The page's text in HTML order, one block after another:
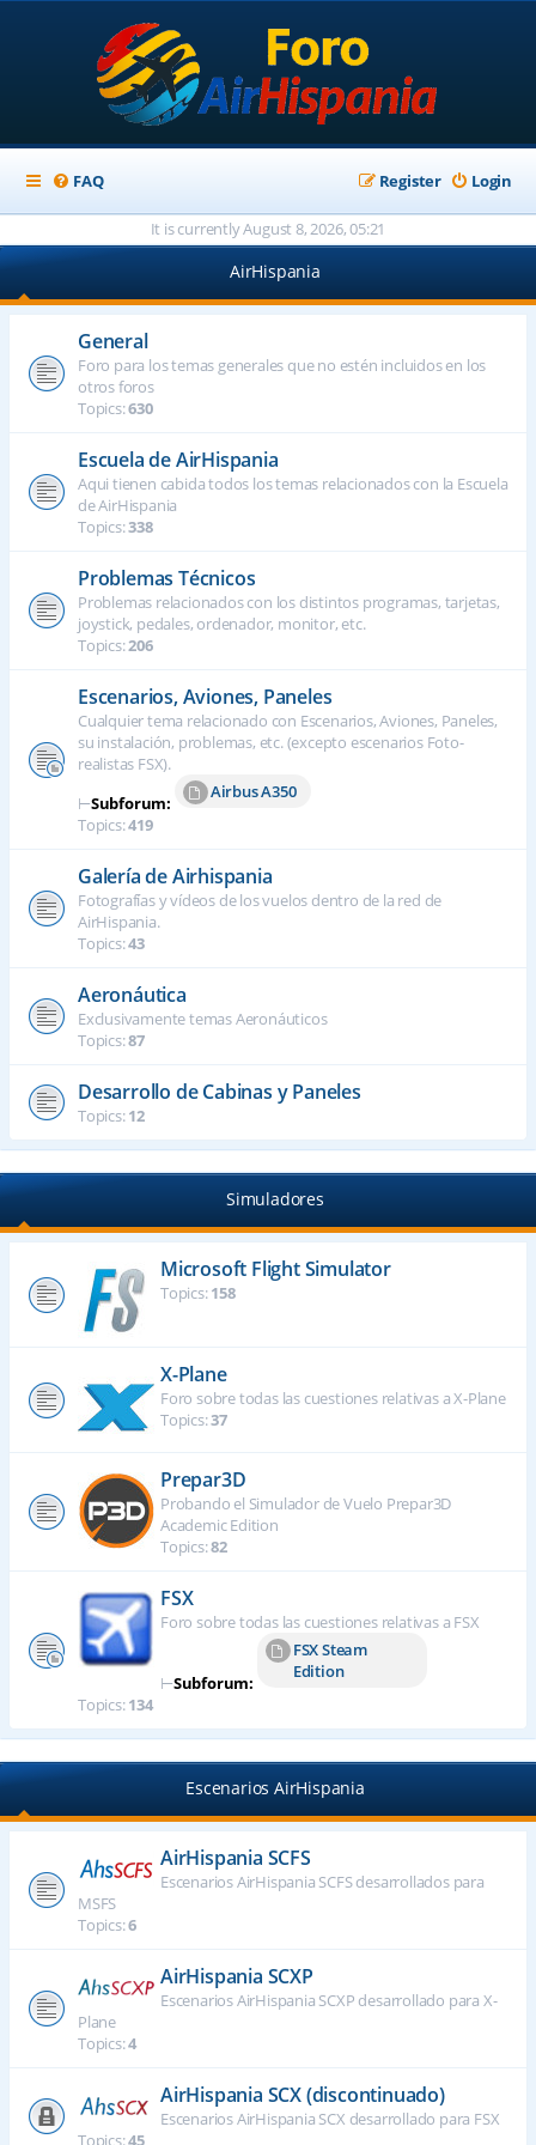
FAQ Login
Register
It is currently August 8, 2026, 05:21
AirHispania
General
Foro para los temas generales que no estén incluidos en los
otros foros
Topics:630
Escuela de AirHispania
Aqui tienen cabida todos los temas relacionados con la Escuela
de AirHispania
Topics:338
Problemas Técnicos
Problemas relacionados con los distintos programas, tarjetas,
joystick, pedales, ordenador, monitor, etc.
Topics:206
Escenarios, Aviones, Paneles
Cualquier tema relacionado con Escenarios, Aviones, Paneles,
su instalación, problemas, etc. (excepto escenarios Foto-
realistas FSX).
⊢Subforum:
Airbus A350
Topics:419
Galería de Airhispania
Fotografías y vídeos de los vuelos dentro de la red de
AirHispania.
Topics:43
Aeronáutica
Exclusivamente temas Aeronáuticos
Topics:87
Desarrollo de Cabinas y Paneles
Topics:12
Simuladores
Microsoft Flight Simulator
Topics:158
X-Plane
Foro sobre todas las cuestiones relativas a X-Plane
Topics:37
Prepar3D
Probando el Simulador de Vuelo Prepar3D
Academic Edition
Topics:82
FSX
Foro sobre todas las cuestiones relativas a FSX
⊢Subforum:
FSX Steam
Edition
Topics:134
Escenarios AirHispania
AirHispania SCFS
Escenarios AirHispania SCFS desarrollados para
MSFS
Topics:6
AirHispania SCXP
Escenarios AirHispania SCXP desarrollado para X-
Plane
Topics:4
AirHispania SCX (discontinuado)
Escenarios AirHispania SCX desarrollado para FSX
Topics:45